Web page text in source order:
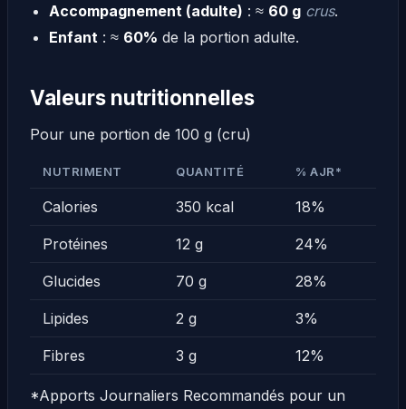
Accompagnement (adulte) : ≈ 60 g crus.
Enfant : ≈ 60% de la portion adulte.
Valeurs nutritionnelles
Pour une portion de 100 g (cru)
NUTRIMENT QUANTITÉ % AJR*
Calories 350 kcal 18%
Protéines 12 g 24%
Glucides 70 g 28%
Lipides 2 g 3%
Fibres 3 g 12%
*Apports Journaliers Recommandés pour un